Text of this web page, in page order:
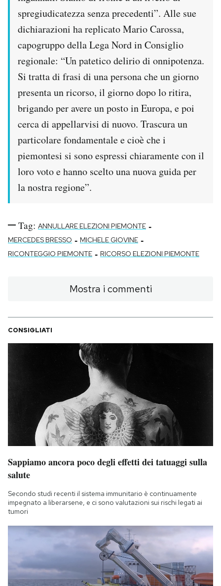
spregiudicatezza senza precedenti”. Alle sue
dichiarazioni ha replicato Mario Carossa,
capogruppo della Lega Nord in Consiglio
regionale: “Un patetico delirio di onnipotenza.
Si tratta di frasi di una persona che un giorno
presenta un ricorso, il giorno dopo lo ritira,
brigando per avere un posto in Europa, e poi
cerca di appellarvisi di nuovo. Trascura un
particolare fondamentale e cioè che i
piemontesi si sono espressi chiaramente con il
loro voto e hanno scelto una nuova guida per
la nostra regione”.
Tag: ANNULLARE ELEZIONI PIEMONTE -
MERCEDES BRESSO - MICHELE GIOVINE -
RICONTEGGIO PIEMONTE - RICORSO ELEZIONI PIEMONTE
Mostra i commenti
CONSIGLIATI
Sappiamo ancora poco degli effetti dei tatuaggi sulla
salute
Secondo studi recenti il sistema immunitario è continuamente
impegnato a liberarsene, e ci sono valutazioni sui rischi legati ai
tumori